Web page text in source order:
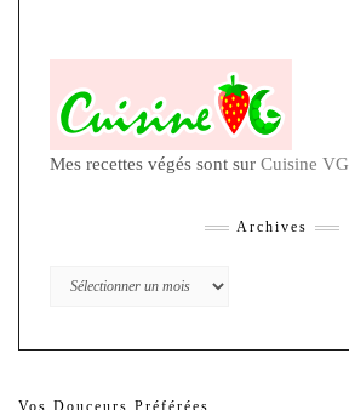
Mes recettes végés sont sur Cuisine VG
Archives
Archives